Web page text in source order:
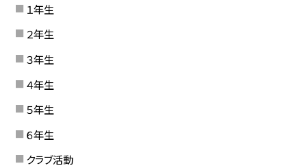
１年生
２年生
３年生
４年生
５年生
６年生
クラブ活動